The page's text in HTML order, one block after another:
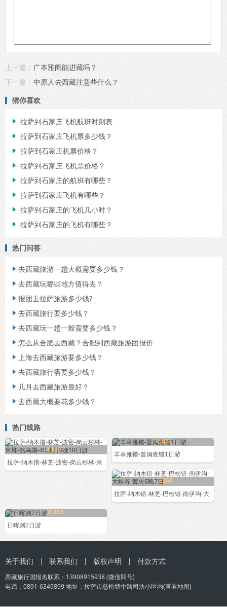
上一篇： 广本雅阁能进藏吗？
下一篇： 中原人去西藏注意些什么？
猜你喜欢
 拉萨到石家庄飞机航班时刻表
 拉萨到石家庄飞机票多少钱？
 拉萨到石家庄机票价格？
 拉萨到石家庄飞机票价格？
 拉萨到石家庄的航班有哪些？
 拉萨到石家庄飞机有哪些？
 拉萨到石家庄的飞机几小时？
 拉萨到石家庄的飞机有哪些？
热门问答
 去西藏旅游一趟大概需要多少钱？
 去西藏玩哪些地方值得去？
 报团去拉萨旅游多少钱?
 去西藏旅行要多少钱？
 去西藏玩一趟一般需要多少钱？
 怎么从合肥去西藏？合肥到西藏旅游团报价
 上海去西藏旅游要多少钱？
 去西藏旅行需要多少钱？
 几月去西藏旅游最好？
 去西藏大概要花多少钱？
热门线路
¥ 5280
拉萨-纳木措-林芝-波密-岗云杉林-米
¥ 380
羊卓雍错-普姆雍错1日游
¥ 2160
拉萨-纳木错-林芝-巴松错-南伊沟-大
¥ 860
日喀则2日游
关于我们 联系我们 版权声明 付款方式
西藏旅行团报名联系： 13908915938(微信同号)
电话：0891-6349899 地址：拉萨市慈松塘中路司法小区内(查看地图)